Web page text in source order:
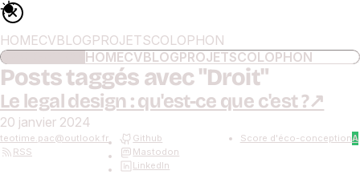
HOMECVBLOGPROJETSCOLOPHON
NAVIGATION HOMECVBLOGPROJETSCOLOPHON
Posts taggés avec "Droit"
Le legal design : qu'est-ce que c'est ?
20 janvier 2024
teotime.pac@outlook.fr
RSS
Github
Mastodon
LinkedIn
Score d'éco-conceptionA